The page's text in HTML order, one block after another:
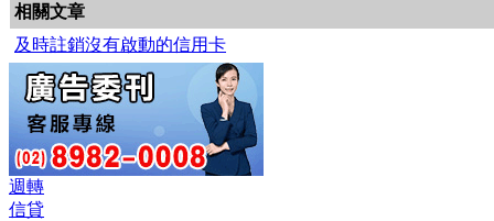
相關文章
及時註銷沒有啟動的信用卡
週轉
信貸